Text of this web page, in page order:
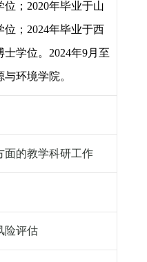
； 2020年毕业于山
； 2024年毕业于西
学位。 2024年9月至
环境学院。
面的教学科研工作
险评估